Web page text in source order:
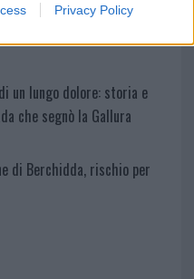
Privacy Policy
come scegliere la
casa e l’ufficio
un lungo dolore: storia e
che segnò la Gallura
di Berchidda, rischio per